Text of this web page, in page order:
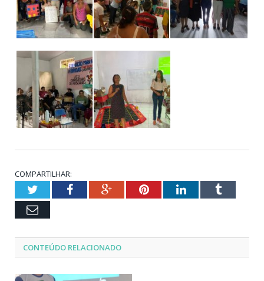
COMPARTILHAR:
TwitterFacebookGoogle+PinterestLinkedInTumblr
Email
CONTEÚDO RELACIONADO